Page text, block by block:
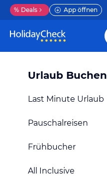
% Deals App öffnen
Urlaub Buchen
Last Minute Urlaub
Pauschalreisen
Frühbucher
All Inclusive